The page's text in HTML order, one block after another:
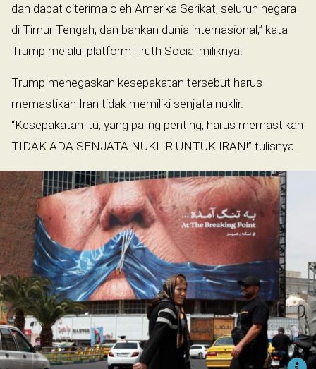
dan dapat diterima oleh Amerika Serikat, seluruh negara
di Timur Tengah, dan bahkan dunia internasional,” kata
Trump melalui platform Truth Social miliknya.
Trump menegaskan kesepakatan tersebut harus
memastikan Iran tidak memiliki senjata nuklir.
“Kesepakatan itu, yang paling penting, harus memastikan
TIDAK ADA SENJATA NUKLIR UNTUK IRAN!” tulisnya.